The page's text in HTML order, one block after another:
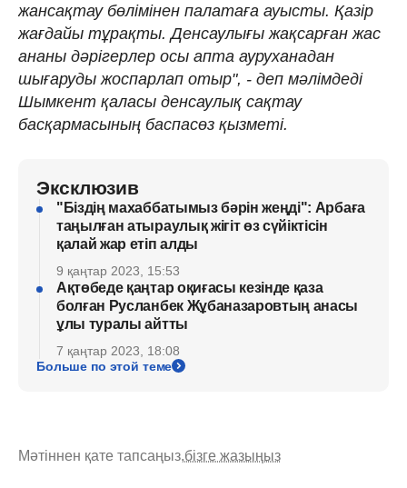
жансақтау бөлімінен палатаға ауысты. Қазір
жағдайы тұрақты. Денсаулығы жақсарған жас
ананы дәрігерлер осы апта ауруханадан
шығаруды жоспарлап отыр", - деп мәлімдеді
Шымкент қаласы денсаулық сақтау
басқармасының баспасөз қызметі.
Эксклюзив
"Біздің махаббатымыз бәрін жеңді": Арбаға
таңылған атыраулық жігіт өз сүйіктісін
қалай жар етіп алды
9 қаңтар 2023, 15:53
Ақтөбеде қаңтар оқиғасы кезінде қаза
болған Русланбек Жұбаназаровтың анасы
ұлы туралы айтты
7 қаңтар 2023, 18:08
Больше по этой теме
Мәтіннен қате тапсаңыз,бізге жазыңыз